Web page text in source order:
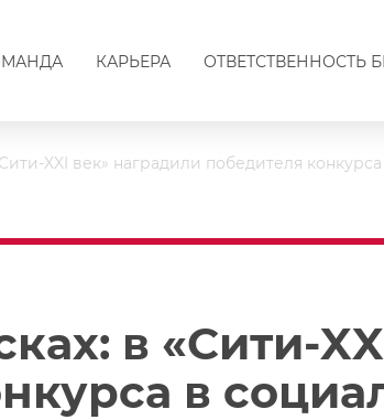
КАРЬЕРА ОТВЕТСТВЕННОСТЬ
XXI век» наградили победителя
в «Сити-
в